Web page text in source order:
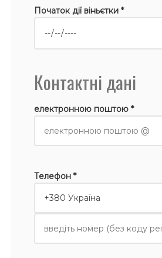
Початок дії віньєтки *
Контактні дані
електронною поштою *
Телефон *